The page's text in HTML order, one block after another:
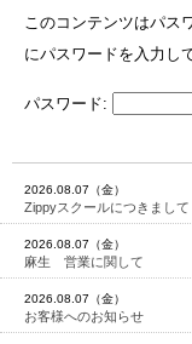
このコンテンツはパス
にパスワードを入力し
パスワード:
2026.08.07（金）
Zippyスクールにつきまして
2026.08.07（金）
麻生 営業に関して
2026.08.07（金）
お客様へのお知らせ